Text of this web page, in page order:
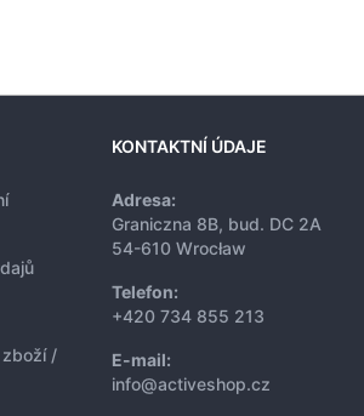
zboží /
KONTAKTNÍ ÚDAJE
Adresa:
Graniczna 8B, bud. DC 2A
54-610 Wrocław
Telefon:
+420 734 855 213
E-mail:
info@activeshop.cz